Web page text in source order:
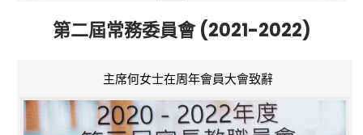
第二屆常務委員會 (2021-2022)
主席何女士在周年會員大會致辭